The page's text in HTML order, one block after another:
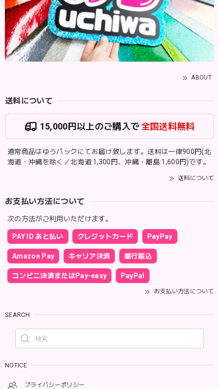
ABOUT
送料について
15,000円以上のご購入で全国送料無料
通常商品はゆうパックにてお届け致します。送料は一律900円(北
海道・沖縄を除く／北海道:1,300円、沖縄・離島:1,600円)です。
送料について
お支払い方法について
次の方法がご利用いただけます。
PAY ID あと払い クレジットカード PayPay
Amazon Pay キャリア決済 銀行振込
コンビニ決済またはPay-easy PayPal
お支払い方法について
SEARCH
NOTICE
プライバシーポリシー